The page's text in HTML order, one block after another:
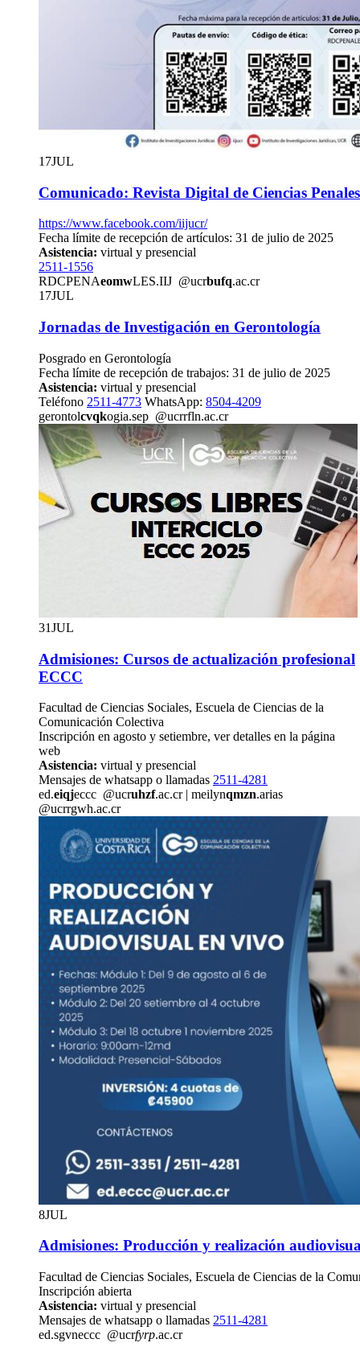
17JUL
Comunicado: Revista Digital de Ciencias
https://www.facebook.com/iijucr/
Fecha límite de recepción de artículos: 31 de julio de 2025
Asistencia: virtual y presencial
2511-1556
RDCPENAeomwLES.IIJ @ucrbufq.ac.cr
17JUL
Jornadas de Investigación en Gerontología
Posgrado en Gerontología
Fecha límite de recepción de trabajos: 31 de julio de 2025
Asistencia: virtual y presencial
Teléfono 2511-4773 WhatsApp: 8504-4209
gerontolcvqkogia.sep @ucrrfln.ac.cr
31JUL
Admisiones: Cursos de actualización profesional
ECCC
Facultad de Ciencias Sociales, Escuela de Ciencias de la
Comunicación Colectiva
Inscripción en agosto y setiembre, ver detalles en la página
web
Asistencia: virtual y presencial
Mensajes de whatsapp o llamadas 2511-4281
ed.eiqjeccc @ucruhzf.ac.cr| meilynqmzn.arias
@ucrrgwh.ac.cr
8JUL
Admisiones: Producción y realización
Facultad de Ciencias Sociales, Escuela de Ciencias de la
Inscripción abierta
Asistencia: virtual y presencial
Mensajes de whatsapp o llamadas 2511-4281
ed.sgvneccc @ucrfyrp.ac.cr